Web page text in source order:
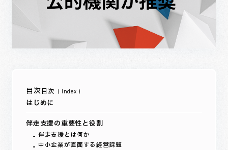
目次
はじめに
伴走支援の重要性と役割
伴走支援とは何か
中小企業が直面する経営課題